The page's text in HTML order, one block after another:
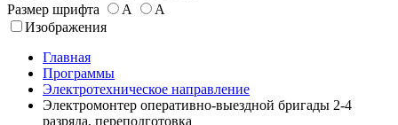
Размер шрифта
А
А
Изображения
Главная
Программы
Электротехническое направление
Электромонтер оперативно-выездной бригады 2-4
разряда, переподготовка